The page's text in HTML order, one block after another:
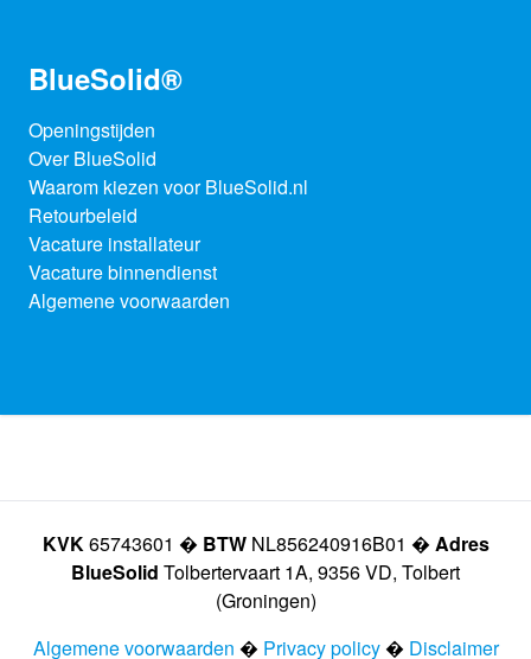
BlueSolid®
Openingstijden
Over BlueSolid
Waarom kiezen voor BlueSolid.nl
Retourbeleid
Vacature installateur
Vacature binnendienst
Algemene voorwaarden
KVK65743601 � BTWNL856240916B01 � Adres
BlueSolid Tolbertervaart 1A, 9356 VD, Tolbert
(Groningen)
Algemene voorwaarden � Privacy policy� Disclaimer